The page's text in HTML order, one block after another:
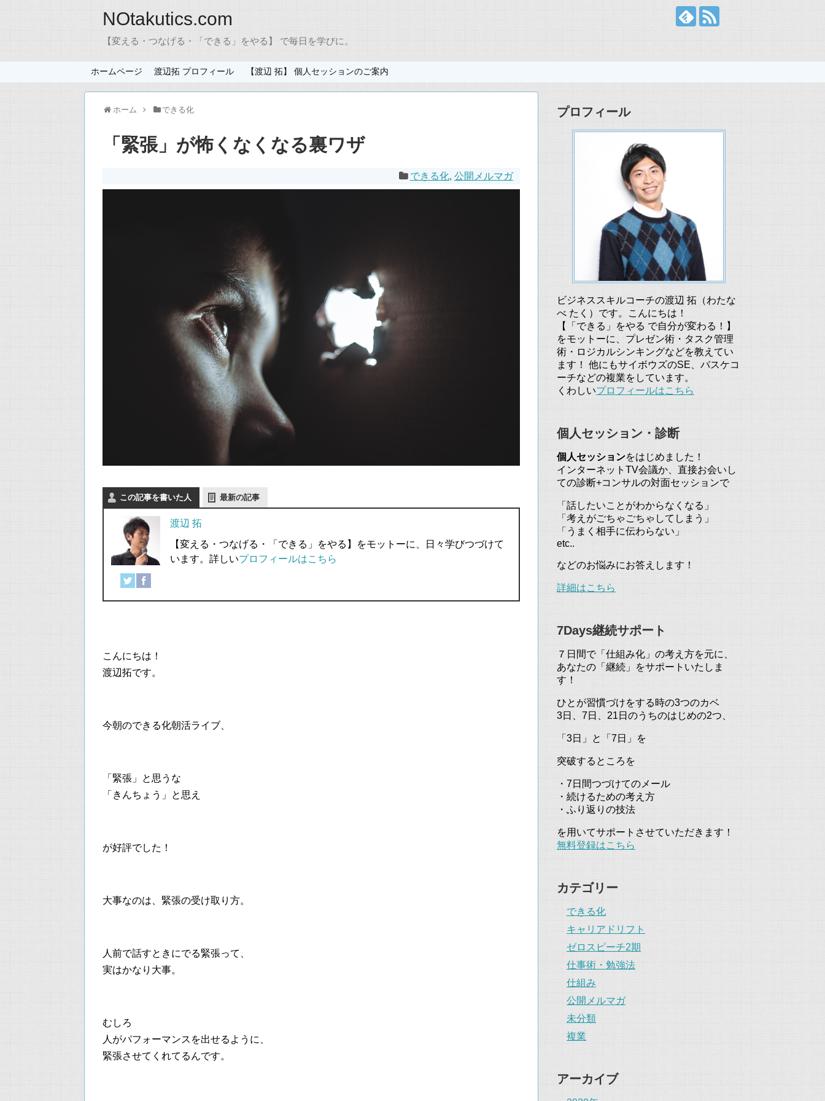
NOtakutics.com
【変える・つなげる・「できる」をやる】 で毎日を学びに。
ホームページ 渡辺拓 プロフィール 【渡辺 拓】 個人セッションのご案内
ホーム できる化
「緊張」が怖くなくなる裏ワザ
できる化, 公開メルマガ
この記事を書いた人 最新の記事
渡辺 拓
【変える・つなげる・「できる」をやる】をモットーに、日々学びつづけて
います。詳しいプロフィールはこちら
こんにちは！
渡辺拓です。
今朝のできる化朝活ライブ、
「緊張」と思うな
「きんちょう」と思え
が好評でした！
大事なのは、緊張の受け取り方。
人前で話すときにでる緊張って、
実はかなり大事。
むしろ
人がパフォーマンスを出せるように、
緊張させてくれてるんです。
プロフィール
ビジネススキルコーチの渡辺 拓（わたな
べ たく）です。こんにちは！
【「できる」をやる で自分が変わる！】
をモットーに、プレゼン術・タスク管理
術・ロジカルシンキングなどを教えてい
ます！ 他にもサイボウズのSE、バスケコ
ーチなどの複業をしています。
くわしいプロフィールはこちら
個人セッション・診断
個人セッションをはじめました！
インターネットTV会議か、直接お会いし
ての診断+コンサルの対面セッションで
「話したいことがわからなくなる」
「考えがごちゃごちゃしてしまう」
「うまく相手に伝わらない」
etc..
などのお悩みにお答えします！
詳細はこちら
7Days継続サポート
７日間で「仕組み化」の考え方を元に、
あなたの「継続」をサポートいたしま
す！
ひとが習慣づけをする時の3つのカベ
3日、7日、21日のうちのはじめの2つ、
「3日」と「7日」を
突破するところを
・7日間つづけてのメール
・続けるための考え方
・ふり返りの技法
を用いてサポートさせていただきます！
無料登録はこちら
カテゴリー
できる化
キャリアドリフト
ゼロスピーチ2期
仕事術・勉強法
仕組み
公開メルマガ
未分類
複業
アーカイブ